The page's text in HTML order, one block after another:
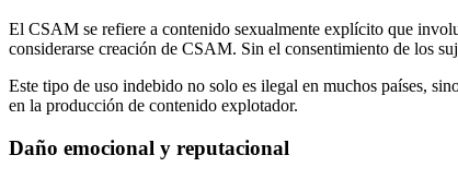
El CSAM se refiere a contenido sexualmente explícito que
considerarse creación de CSAM. Sin el consentimiento de los
Este tipo de uso indebido no solo es ilegal en muchos países,
en la producción de contenido explotador.
Daño emocional y reputacional